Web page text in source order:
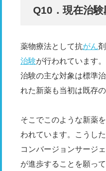
Q10．現在治
薬物療法として抗がん
治験が行われています
治験の主な対象は標準
れた新薬も当初は既存
そこでこのような新薬
われています。こうし
コンバージョンサージ
が進歩することを願っ